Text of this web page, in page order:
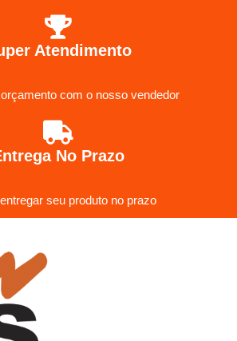
Atendimento
com o nosso vendedor
No Prazo
seu produto no prazo